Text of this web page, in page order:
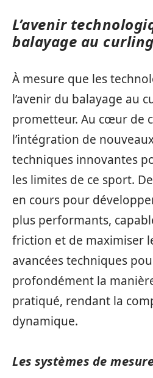
L’avenir
balayage au curling
À mesure que les
l’avenir du balayage au
prometteur. Au cœur de
l’intégration de
techniques innovantes
les limites de ce sport.
en cours pour
plus performants,
friction et de maximiser
avancées techniques
profondément la
pratiqué, rendant la
dynamique.
Les systèmes de